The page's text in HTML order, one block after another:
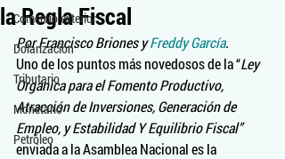
Comercio exterior
Dolarización
Tributario
Monetario
Petróleo
la Regla Fiscal
Por Francisco Briones y Freddy García.
Uno de los puntos más novedosos de la “Ley
Orgánica para el Fomento Productivo,
Atracción de Inversiones, Generación de
Empleo, y Estabilidad Y Equilibrio Fiscal”
enviada a la Asamblea Nacional es la